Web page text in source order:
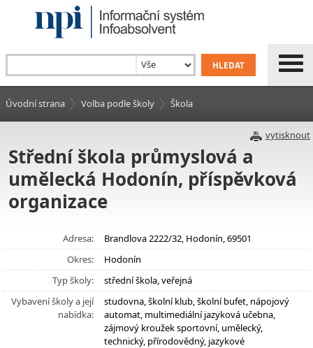
Úvodní strana Volba podle školy Škola
vytisknout
Střední škola průmyslová a
umělecká Hodonín, příspěvková
organizace
Adresa:
Brandlova 2222/32, Hodonín, 69501
Okres:
Hodonín
Typ školy:
střední škola, veřejná
Vybavení školy a její
nabídka:
studovna, školní klub, školní bufet, nápojový
automat, multimediální jazyková učebna,
zájmový kroužek sportovní, umělecký,
technický, přírodovědný, jazykové